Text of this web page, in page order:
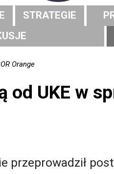
STRATEGIE
Orange
od UKE w
przeprowadził